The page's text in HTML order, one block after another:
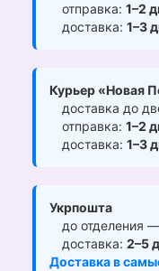
отправка: 1–2
доставка: 1–3
Курьер «Новая
доставка до
отправка: 1–2
доставка: 1–3
Укрпошта
до отделения —
доставка: 2–5
Доставка в